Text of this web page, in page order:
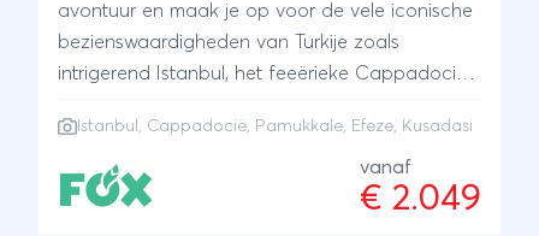
avontuur en maak je op voor de vele iconische
bezienswaardigheden van Turkije zoals
intrigerend Istanbul, het feeërieke Cappadocië,
Efeze en de zonnige badplaats Kuşadası.
Geniet van een unieke mix van cultuur, avontuur
en ontspanning.
Istanbul , Cappadocië, Pamukkale, Efeze, Kusadasi
vanaf
€ 2.049